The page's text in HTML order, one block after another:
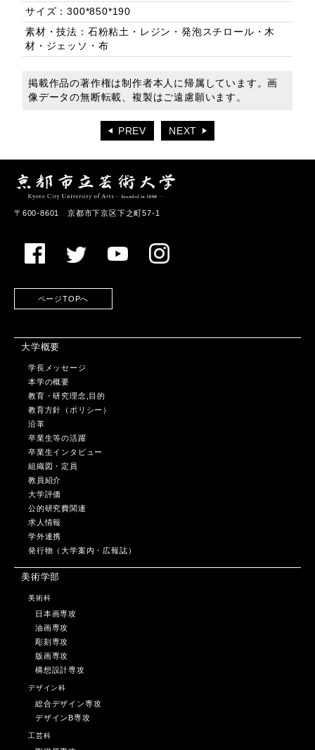
サイズ：300*850*190
素材・技法：石粉粘土・レジン・発泡スチロール・木
材・ジェッソ・布
掲載作品の著作権は制作者本人に帰属しています。画
像データの無断転載、複製はご遠慮願います。
PREV NEXT
〒600-8601 京都市下京区下之町57-1
ページTOPへ
大学概要
学長メッセージ
本学の概要
教育・研究理念,目的
教育方針（ポリシー）
沿革
卒業生等の活躍
卒業生インタビュー
組織図・定員
教員紹介
大学評価
公的研究費関連
求人情報
学外連携
発行物（大学案内・広報誌）
美術学部
美術科
日本画専攻
油画専攻
彫刻専攻
版画専攻
構想設計専攻
デザイン科
総合デザイン専攻
デザインB専攻
工芸科